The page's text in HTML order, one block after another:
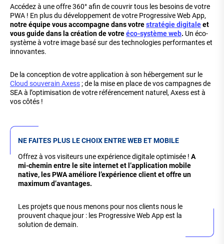
Accédez à une offre 360° afin de couvrir tous les besoins de votre
PWA ! En plus du développement de votre Progressive Web App,
notre équipe vous accompagne dans votrestratégie digitaleet
vous guide dans la création de votreéco-système web. Un éco-
système à votre image basé sur des technologies performantes et
innovantes.
De la conception de votre application à son hébergement sur le
Cloud souverain Axess; de la mise en place de vos campagnes de
SEA à l’optimisation de votre référencement naturel, Axess est à
vos côtés !
NE FAITES PLUS LE CHOIX ENTRE WEB ET MOBILE
Offrez à vos visiteurs une expérience digitale optimisée ! A
mi-chemin entre le site internet et l’application mobile
native, les PWA améliore l’expérience client et offre un
maximum d’avantages.
Les projets que nous menons pour nos clients nous le
prouvent chaque jour : les Progressive Web App est la
solution de demain.